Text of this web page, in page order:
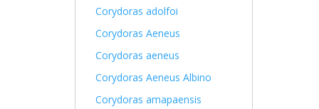
Corydoras adolfoi
Corydoras Aeneus
Corydoras aeneus
Corydoras Aeneus Albino
Corydoras amapaensis